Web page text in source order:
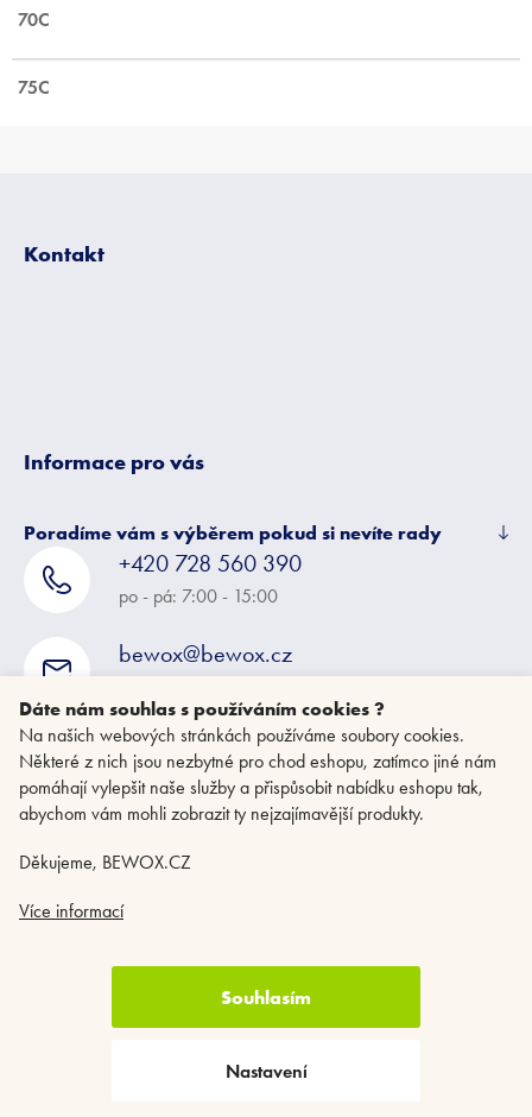
Dáte nám souhlas s používáním cookies ?
Na našich webových stránkách používáme soubory cookies.
Některé z nich jsou nezbytné pro chod eshopu, zatímco jiné nám
pomáhají vylepšit naše služby a přispůsobit nabídku eshopu tak,
abychom vám mohli zobrazit ty nejzajímavější produkty.
Děkujeme, BEWOX.CZ
Více informací
Souhlasím
Nastavení
70C
75C
Kontakt
Informace pro vás
Poradíme vám s výběrem pokud si nevíte rady
+420 728 560 390
po - pá: 7:00 - 15:00
bewox@bewox.cz